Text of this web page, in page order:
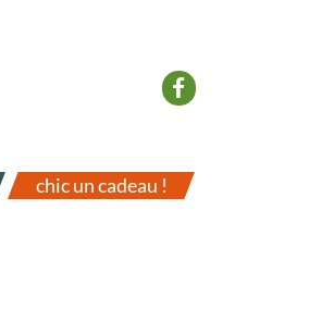
chic un cadeau !